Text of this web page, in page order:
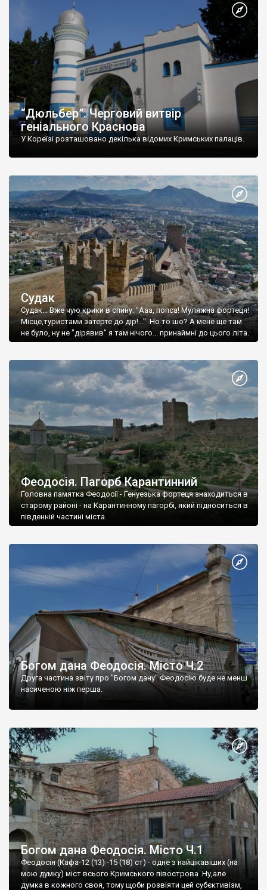
“Дюльбер”. Черговий витвір
геніального Краснова
У Кореїзі розташовано декілька відомих Кримських палаців.
Судак
Судак... Вже чую крики в спину: "Ааа, попса! Муляжна фортеця!
Місце,туристами затерте до дір!..." Но то шо? А мене ще там
не було, ну не "дірявив" я там нічого... принаймні до цього літа.
Феодосія. Пагорб Карантинний
Головна памятка Феодосії - Генуезька фортеця знаходиться в
старому районі - на Карантинному пагорбі, який підноситься в
південній частині міста.
Богом дана Феодосія. Місто Ч.2
Друга частина звіту про "Богом дану" Феодосію буде не менш
насиченою ніж перша.
Богом дана Феодосія. Місто Ч.1
Феодосія (Кафа-12 (13) -15 (18) ст) - одне з найцікавіших (на
мою думку) міст всього Кримського півострова .Ну,але
думка в кожного своя, тому щоби розвіяти цей субєктивізм,